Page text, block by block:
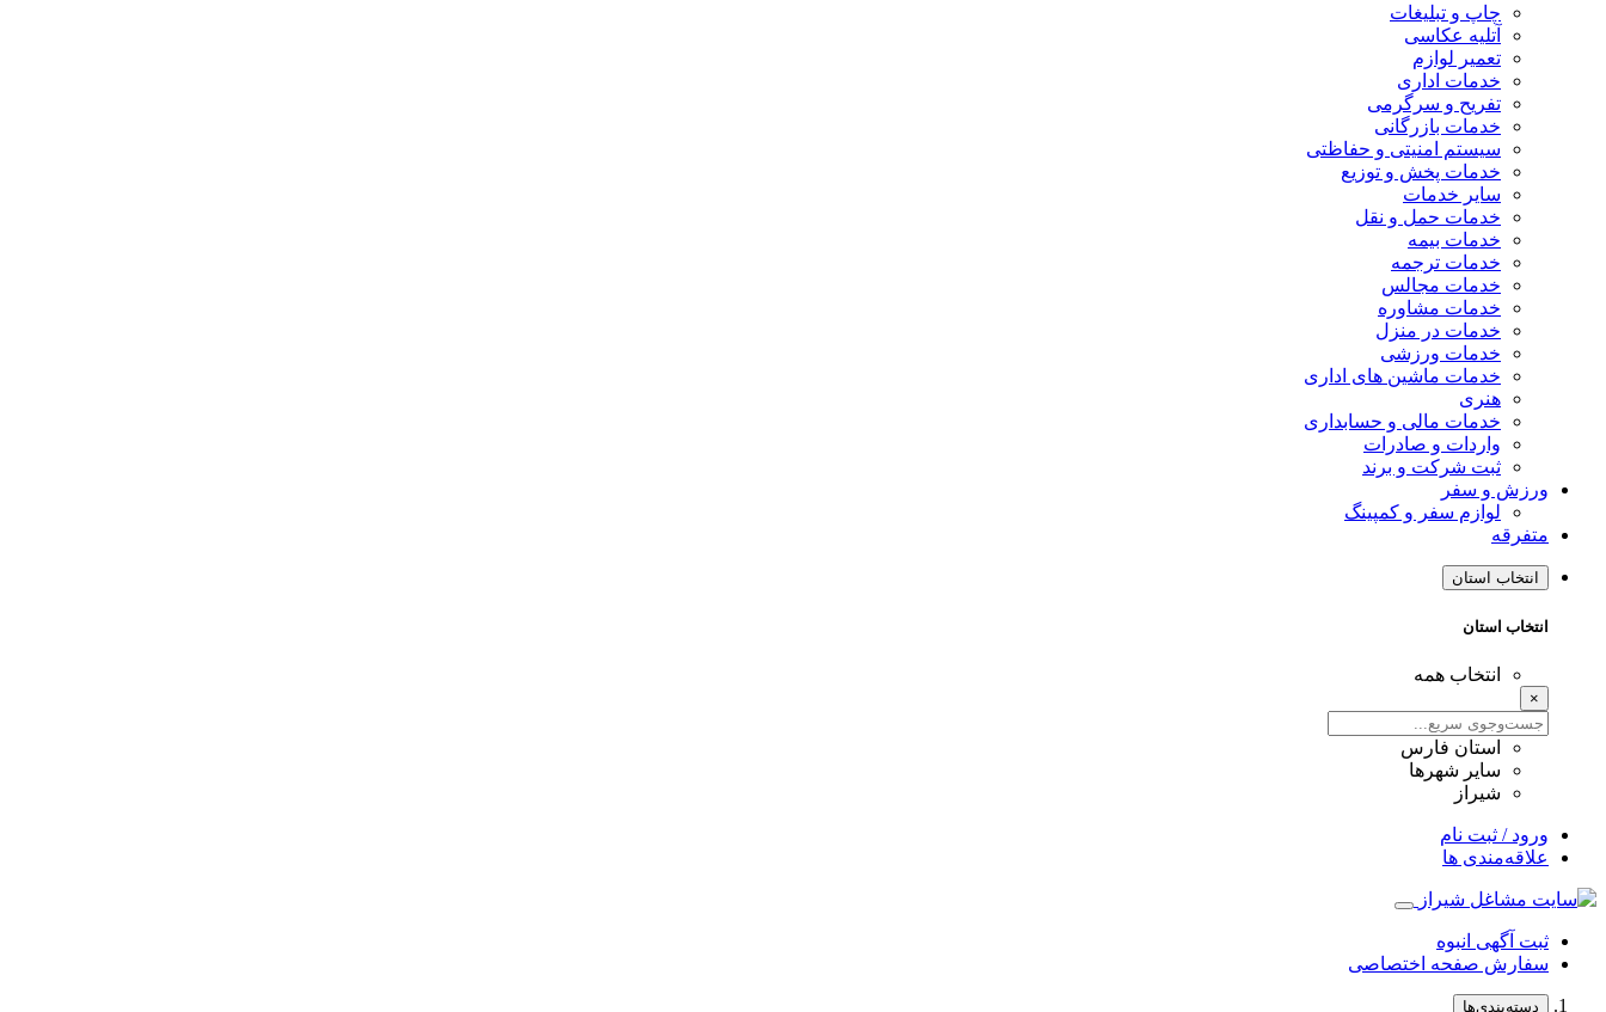
چاپ و تبلیغات
آتلیه عکاسی
تعمیر لوازم
خدمات اداری
تفریح و سرگرمی
خدمات بازرگانی
سیستم امنیتی و حفاظتی
خدمات پخش و توزیع
سایر خدمات
خدمات حمل و نقل
خدمات بیمه
خدمات ترجمه
خدمات مجالس
خدمات مشاوره
خدمات در منزل
خدمات ورزشی
خدمات ماشین های اداری
هنری
خدمات مالی و حسابداری
واردات و صادرات
ثبت شرکت و برند
ورزش و سفر
لوازم سفر و کمپینگ
متفرقه
انتخاب استان
انتخاب استان
انتخاب همه
×
استان فارس
سایر شهرها
شیراز
ورود / ثبت نام
علاقه‌مندی ها
ثبت آگهی انبوه
سفارش صفحه اختصاصی
دسته‌بندی‌ها